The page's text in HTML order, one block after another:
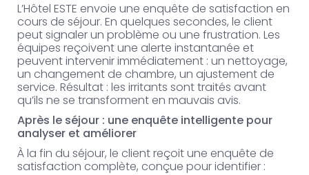
L’Hôtel ESTE envoie une enquête de satisfaction en
cours de séjour. En quelques secondes, le client
peut signaler un problème ou une frustration. Les
équipes reçoivent une alerte instantanée et
peuvent intervenir immédiatement : un nettoyage,
un changement de chambre, un ajustement de
service. Résultat : les irritants sont traités avant
qu’ils ne se transforment en mauvais avis.
Après le séjour : une enquête intelligente pour
analyser et améliorer
À la fin du séjour, le client reçoit une enquête de
satisfaction complète, conçue pour identifier :